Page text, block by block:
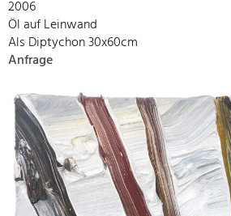
2006
Öl auf Leinwand
Als Diptychon 30x60cm
Anfrage